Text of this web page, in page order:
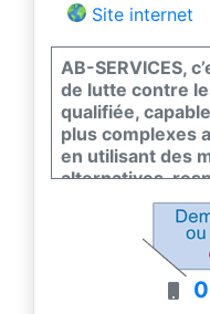
Site internet
AB-SERVICES,
de lutte contre
qualifiée,
plus complexes
en utilisant des
alternatives,
systématique
intervenons
professionnels
le secteur